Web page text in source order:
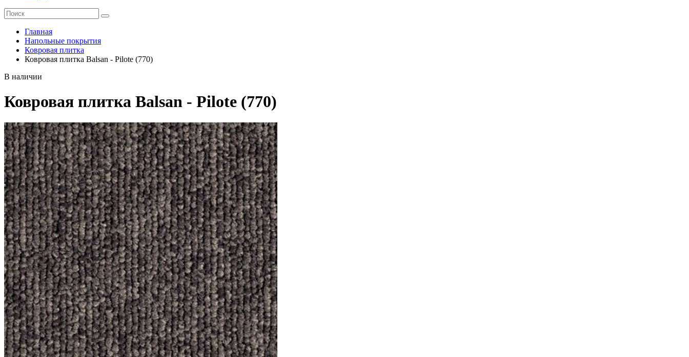
Главная
Напольные покрытия
Ковровая плитка
Ковровая плитка Balsan - Pilote (770)
В наличии
Ковровая плитка Balsan - Pilote (770)